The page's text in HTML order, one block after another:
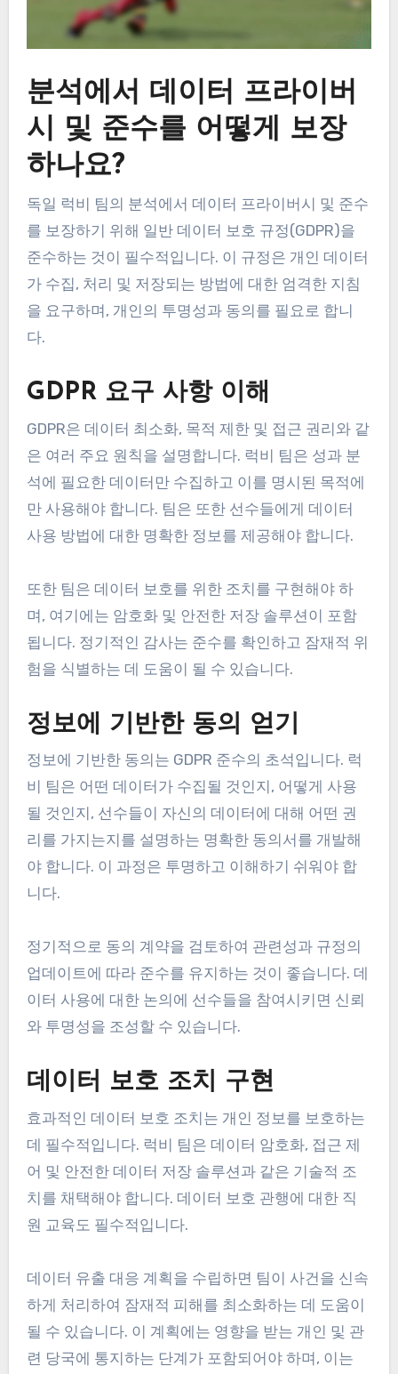
분석에서 데이터 프라이버
시 및 준수를 어떻게 보장
하나요?
독일 럭비 팀의 분석에서 데이터 프라이버시 및 준수
를 보장하기 위해 일반 데이터 보호 규정(GDPR)을
준수하는 것이 필수적입니다. 이 규정은 개인 데이터
가 수집, 처리 및 저장되는 방법에 대한 엄격한 지침
을 요구하며, 개인의 투명성과 동의를 필요로 합니
다.
GDPR 요구 사항 이해
GDPR은 데이터 최소화, 목적 제한 및 접근 권리와 같
은 여러 주요 원칙을 설명합니다. 럭비 팀은 성과 분
석에 필요한 데이터만 수집하고 이를 명시된 목적에
만 사용해야 합니다. 팀은 또한 선수들에게 데이터
사용 방법에 대한 명확한 정보를 제공해야 합니다.
또한 팀은 데이터 보호를 위한 조치를 구현해야 하
며, 여기에는 암호화 및 안전한 저장 솔루션이 포함
됩니다. 정기적인 감사는 준수를 확인하고 잠재적 위
험을 식별하는 데 도움이 될 수 있습니다.
정보에 기반한 동의 얻기
정보에 기반한 동의는 GDPR 준수의 초석입니다. 럭
비 팀은 어떤 데이터가 수집될 것인지, 어떻게 사용
될 것인지, 선수들이 자신의 데이터에 대해 어떤 권
리를 가지는지를 설명하는 명확한 동의서를 개발해
야 합니다. 이 과정은 투명하고 이해하기 쉬워야 합
니다.
정기적으로 동의 계약을 검토하여 관련성과 규정의
업데이트에 따라 준수를 유지하는 것이 좋습니다. 데
이터 사용에 대한 논의에 선수들을 참여시키면 신뢰
와 투명성을 조성할 수 있습니다.
데이터 보호 조치 구현
효과적인 데이터 보호 조치는 개인 정보를 보호하는
데 필수적입니다. 럭비 팀은 데이터 암호화, 접근 제
어 및 안전한 데이터 저장 솔루션과 같은 기술적 조
치를 채택해야 합니다. 데이터 보호 관행에 대한 직
원 교육도 필수적입니다.
데이터 유출 대응 계획을 수립하면 팀이 사건을 신속
하게 처리하여 잠재적 피해를 최소화하는 데 도움이
될 수 있습니다. 이 계획에는 영향을 받는 개인 및 관
련 당국에 통지하는 단계가 포함되어야 하며, 이는